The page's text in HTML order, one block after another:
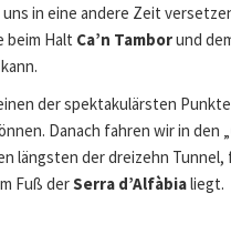
in eine andere Zeit
beim Halt Ca’n Tamborund
der spektakulärsten
Danach fahren wir in den „
längsten der dreizehn
Fuß derSerra d’Alfàbialiegt.